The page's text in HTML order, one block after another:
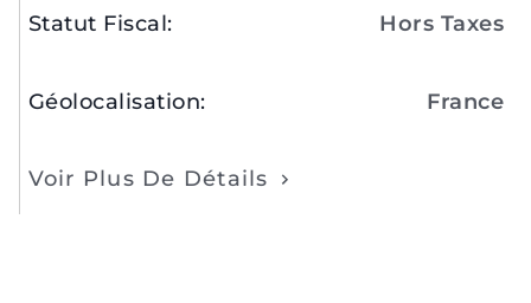
Statut Fiscal: Hors Taxes
Géolocalisation: France
Voir Plus De Détails